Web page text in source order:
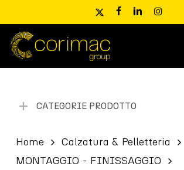
main
content
x-
facebooklinkedininstagram
Ricerca
prodotti
CATEGORIE PRODOTTO
Home
Calzatura & Pelletteria
MONTAGGIO - FINISSAGGIO